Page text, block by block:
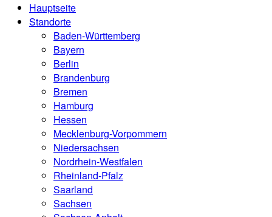
Hauptseite
Standorte
Baden-Württemberg
Bayern
Berlin
Brandenburg
Bremen
Hamburg
Hessen
Mecklenburg-Vorpommern
Niedersachsen
Nordrhein-Westfalen
Rheinland-Pfalz
Saarland
Sachsen